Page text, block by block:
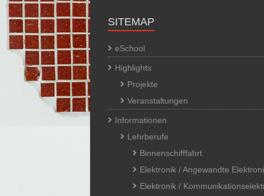
SITEMAP
eSchool
Highlights
Projekte
Veranstaltungen
Informationen
Lehrberufe
Binnenschifffahrt
Elektronik / Angewandte
Elektronik /